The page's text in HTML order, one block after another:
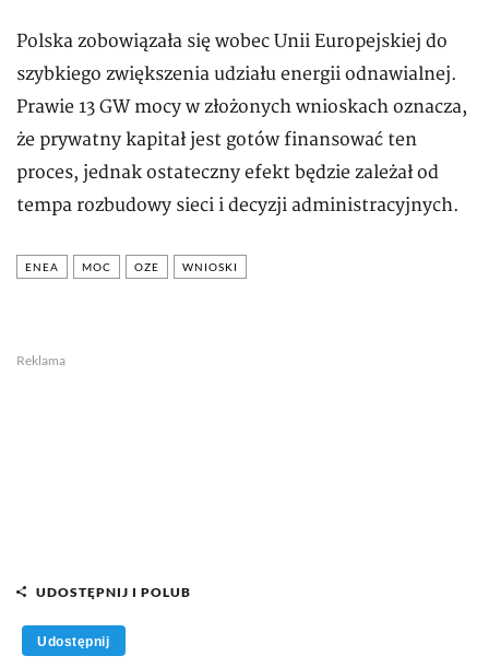
Polska zobowiązała się wobec Unii Europejskiej do
szybkiego zwiększenia udziału energii odnawialnej.
Prawie 13 GW mocy w złożonych wnioskach oznacza,
że prywatny kapitał jest gotów finansować ten
proces, jednak ostateczny efekt będzie zależał od
tempa rozbudowy sieci i decyzji administracyjnych.
ENEA MOC OZE WNIOSKI
Reklama
UDOSTĘPNIJ I POLUB
Udostępnij